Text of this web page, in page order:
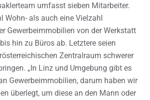
umfasst sieben Mitarbeiter.
Wohn- als auch eine Vielzahl
Gewerbeimmobilien von der Werkstatt
hin zu Büros ab. Letztere seien
Zentralraum schwerer
„In Linz und Umgebung gibt es
Gewerbeimmobilien, darum haben wir
überlegt, um diese an den Mann oder